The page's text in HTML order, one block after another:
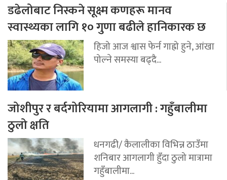
डढेलोबाट निस्कने सूक्ष्म कणहरू मानव
स्वास्थ्यका लागि १० गुणा बढीले हानिकारक छ
हिजो आज श्वास फेर्न गाह्रो हुने, आंखा
पोल्ने समस्या बढ्दै...
जोशीपुर र बर्दगोरियामा आगलागी : गहुँबालीमा
ठुलो क्षति
धनगढी/ कैलालीका विभिन्न ठाउँमा
शनिबार आगलागी हुँदा ठुलो मात्रामा
गहुँबालीमा...